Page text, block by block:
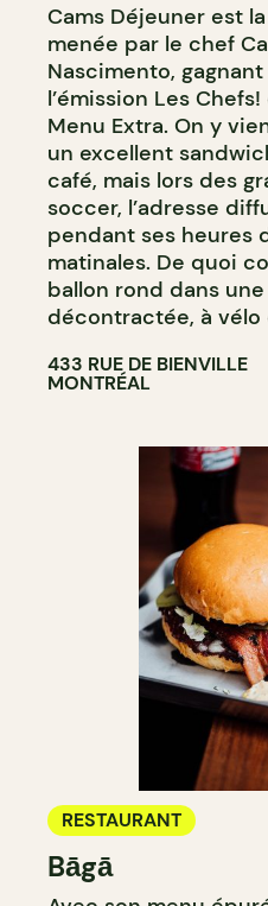
Cams Déjeuner est
menée par le chef
Nascimento,
l’émission Les
Menu Extra. On y
un excellent
café, mais lors des
soccer, l’adresse
pendant ses heures
matinales. De quoi
ballon rond dans
décontractée, à vélo
433 RUE DE BIENVILLE
MONTRÉAL
RESTAURANT
Bāgā